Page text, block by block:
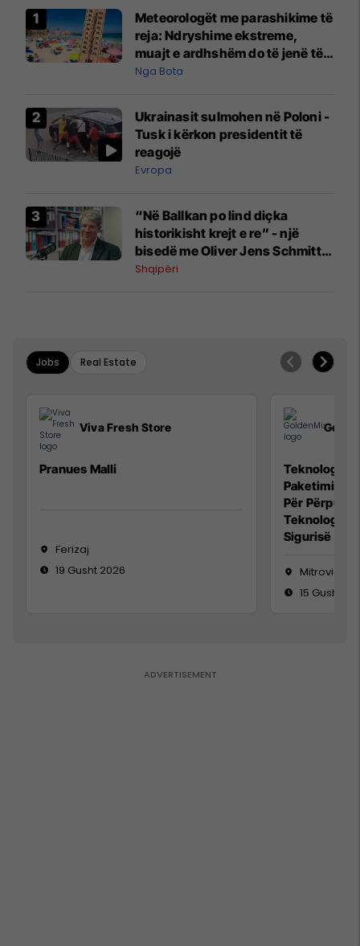
Meteorologët me parashikime të
reja: Ndryshime ekstreme,
muajt e ardhshëm do të jenë të
pazakontë
Nga Bota
Ukrainasit sulmohen në Poloni -
Tusk i kërkon presidentit të
reagojë
Evropa
“Në Ballkan po lind diçka
historikisht krejt e re” - një
bisedë me Oliver Jens Schmitt
mbi protestat në Shqipëri dhe të
Shqipëri
Jobs Real Estate
Viva Fresh Store
Pranues Malli
Ferizaj
19 Gusht 2026
Teknolog/e
Paketimin e
Për
Teknolog/e
Sigurisë së
Mitrovicë
15 Gusht